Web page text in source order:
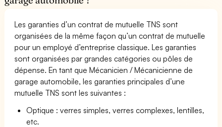
Les garanties d’un contrat de mutuelle TNS sont
organisées de la même façon qu’un contrat de mutuelle
pour un employé d’entreprise classique. Les garanties
sont organisées par grandes catégories ou pôles de
dépense. En tant que Mécanicien / Mécanicienne de
garage automobile, les garanties principales d’une
mutuelle TNS sont les suivantes :
Optique : verres simples, verres complexes, lentilles,
etc.